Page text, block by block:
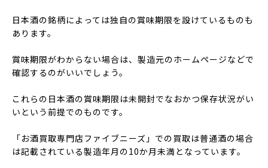
日本酒の銘柄によっては独自の賞味期限を設けているものも
あります。
賞味期限がわからない場合は、製造元のホームページなどで
確認するのがいいでしょう。
これらの日本酒の賞味期限は未開封でなおかつ保存状況がい
いという前提でのものです。
「お酒買取専門店ファイブニーズ」での買取は普通酒の場合
は記載されている製造年月の10か月未満となっています。